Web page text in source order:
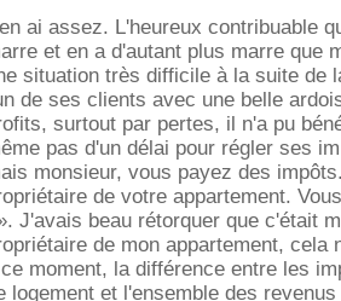
ai assez. L'heureux contribuable
et en a d'autant plus marre que
situation très difficile à la suite de
de ses clients avec une belle
surtout par pertes, il n'a pu
pas d'un délai pour régler ses
monsieur, vous payez des
de votre appartement.
J'avais beau rétorquer que c'était
de mon appartement, cela
moment, la différence entre les
logement et l'ensemble des